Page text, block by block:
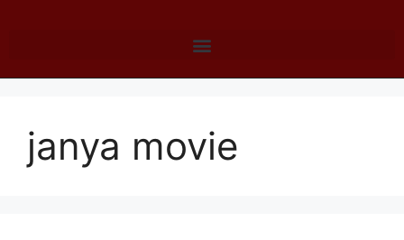
janya movie